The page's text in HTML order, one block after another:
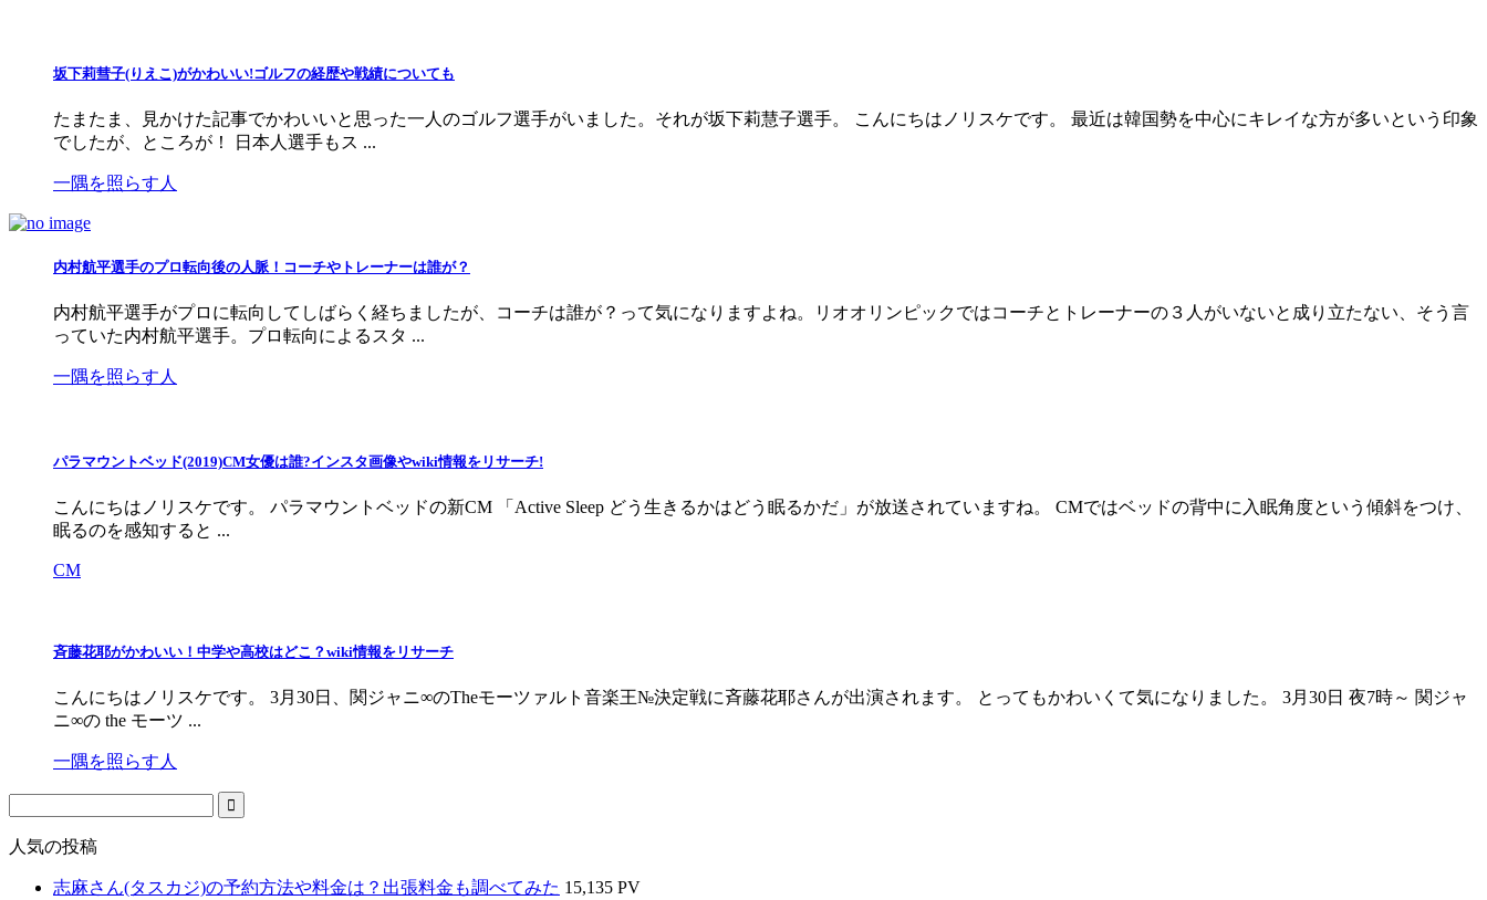
坂下莉彗子(りえこ)がかわいい!ゴルフの経歴や戦績についても
たまたま、見かけた記事でかわいいと思った一人のゴルフ選手がいました。それが坂下莉慧子選手。 こんにちはノリスケです。 最近は韓国勢を中心にキレイな方が多いという印象
でしたが、ところが！ 日本人選手もス ...
一隅を照らす人
内村航平選手のプロ転向後の人脈！コーチやトレーナーは誰が？
内村航平選手がプロに転向してしばらく経ちましたが、コーチは誰が？って気になりますよね。リオオリンピックではコーチとトレーナーの３人がいないと成り立たない、そう言
っていた内村航平選手。プロ転向によるスタ ...
一隅を照らす人
パラマウントベッド(2019)CM女優は誰?インスタ画像やwiki情報をリサーチ!
こんにちはノリスケです。 パラマウントベッドの新CM 「Active Sleep どう生きるかはどう眠るかだ」が放送されていますね。 CMではベッドの背中に入眠角度という傾斜をつけ、
眠るのを感知すると ...
CM
斉藤花耶がかわいい！中学や高校はどこ？wiki情報をリサーチ
こんにちはノリスケです。 3月30日、関ジャニ∞のTheモーツァルト音楽王№決定戦に斉藤花耶さんが出演されます。 とってもかわいくて気になりました。 3月30日 夜7時～ 関ジャ
ニ∞の the モーツ ...
一隅を照らす人
人気の投稿
志麻さん(タスカジ)の予約方法や料金は？出張料金も調べてみた 15,135 PV